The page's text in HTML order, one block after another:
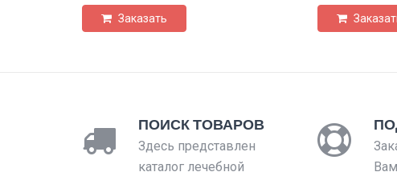
Заказать
ПОИСК ТОВАРОВ
Здесь представлен
каталог лечебной